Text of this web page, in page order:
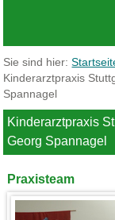
Sie sind hier:
Kinderarztpraxis
Spannagel
Kinderarztpraxis
Georg Spannagel
Praxisteam